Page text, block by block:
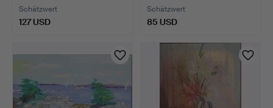
Schätzwert
127 USD
Schätzwert
85 USD